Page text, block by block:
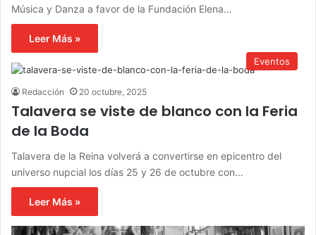
Música y Danza a favor de la Fundación Elena…
Leer Más »
Eventos
Redacción 20 octubre, 2025
Talavera se viste de blanco con la Feria
de la Boda
Talavera de la Reina volverá a convertirse en epicentro del
universo nupcial los días 25 y 26 de octubre con…
Leer Más »